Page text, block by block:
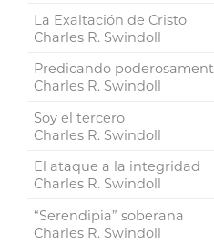
La Exaltación de Cristo
Charles R. Swindoll
Predicando
Charles R. Swindoll
Soy el tercero
Charles R. Swindoll
El ataque a la integridad
Charles R. Swindoll
“Serendipia” soberana
Charles R. Swindoll